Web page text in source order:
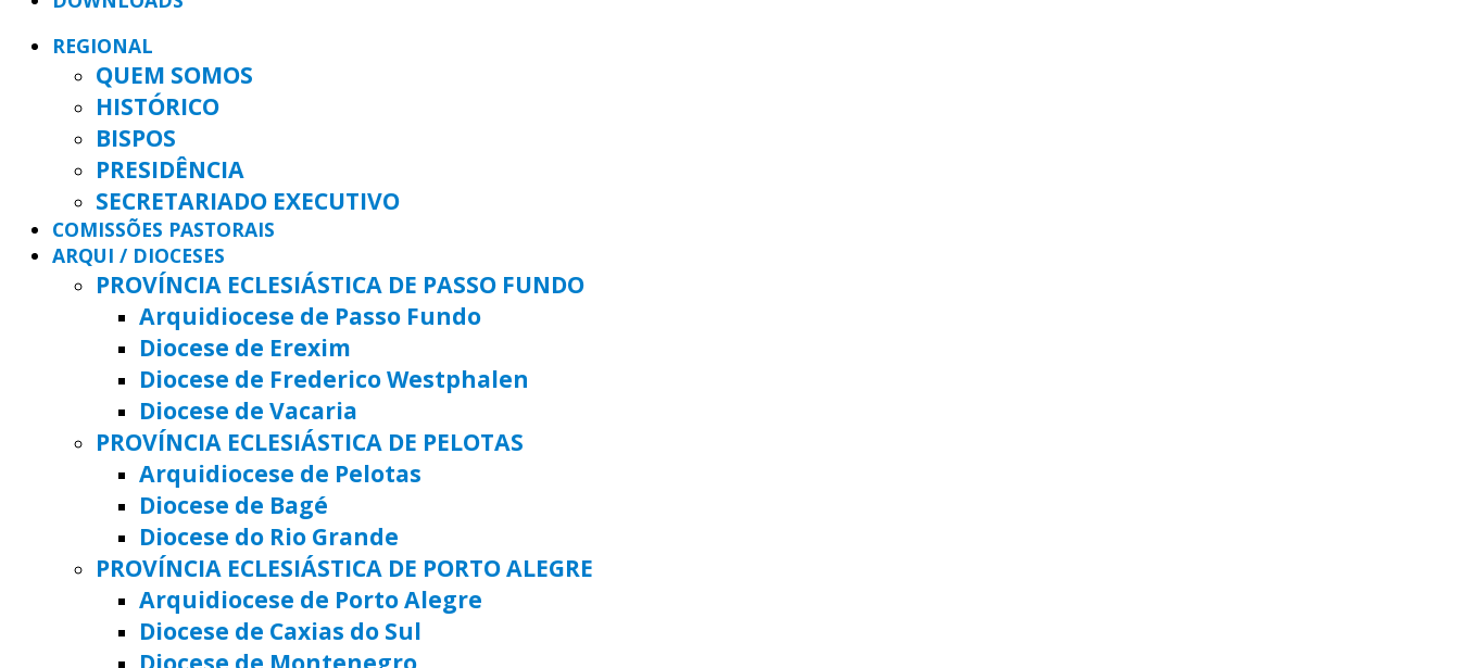
REGIONAL
QUEM SOMOS
HISTÓRICO
BISPOS
PRESIDÊNCIA
SECRETARIADO EXECUTIVO
COMISSÕES PASTORAIS
ARQUI / DIOCESES
PROVÍNCIA ECLESIÁSTICA DE PASSO FUNDO
Arquidiocese de Passo Fundo
Diocese de Erexim
Diocese de Frederico Westphalen
Diocese de Vacaria
PROVÍNCIA ECLESIÁSTICA DE PELOTAS
Arquidiocese de Pelotas
Diocese de Bagé
Diocese do Rio Grande
PROVÍNCIA ECLESIÁSTICA DE PORTO ALEGRE
Arquidiocese de Porto Alegre
Diocese de Caxias do Sul